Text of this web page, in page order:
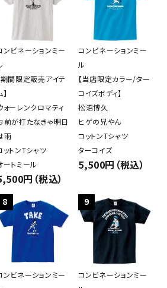
ンビネーションミー
期間限定販売アイテ
ォーレンクロマティ
前が打たなきゃ明日
雨
ットンTシャツ
ートミール
円（税込）
コンビネーションミー
ル
【当店限定カラー/ター
コイズボディ】
松沼博久
ヒゲの兄やん
コットンTシャツ
ターコイズ
5,500円（税込）
8
ンビネーションミー
9
コンビネーションミー